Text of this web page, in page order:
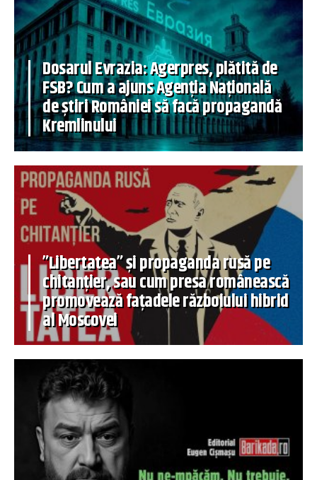
Dosarul Evrazia: Agerpres, plătită de
FSB? Cum a ajuns Agenția Națională
de știri României să facă propagandă
Kremlinului
”Libertatea” și propaganda rusă pe
chitanțier, sau cum presa românească
promovează fațadele războiului hibrid
al Moscovei